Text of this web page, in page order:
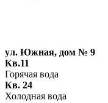
ул. Южная, дом № 9
Кв.11
Горячая вода
Кв. 24
Холодная вода